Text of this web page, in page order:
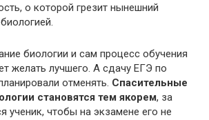
о которой грезит нынешний
биологии и сам процесс обучения
желать лучшего. А сдачу ЕГЭ по
отменять. Спасительные
становятся тем якорем, за
ученик, чтобы на экзамене его не